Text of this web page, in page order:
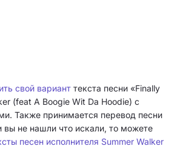
свой вариант текста песни «Finally
(feat A Boogie Wit Da Hoodie) с
Также принимается перевод песни
вы не нашли что искали, то можете
песен исполнителя Summer Walker